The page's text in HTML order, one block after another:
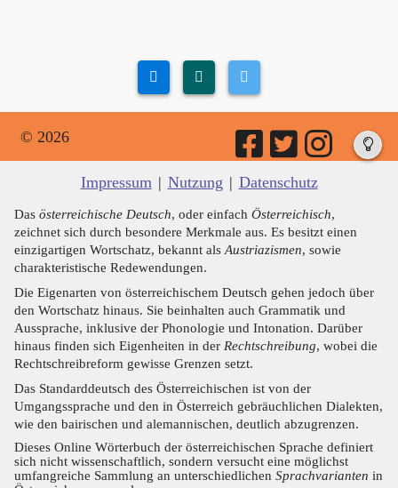
© 2026
Impressum | Nutzung | Datenschutz
Das österreichische Deutsch, oder einfach Österreichisch,
zeichnet sich durch besondere Merkmale aus. Es besitzt einen
einzigartigen Wortschatz, bekannt als Austriazismen, sowie
charakteristische Redewendungen.
Die Eigenarten von österreichischem Deutsch gehen jedoch über
den Wortschatz hinaus. Sie beinhalten auch Grammatik und
Aussprache, inklusive der Phonologie und Intonation. Darüber
hinaus finden sich Eigenheiten in der Rechtschreibung, wobei die
Rechtschreibreform gewisse Grenzen setzt.
Das Standarddeutsch des Österreichischen ist von der
Umgangssprache und den in Österreich gebräuchlichen Dialekten,
wie den bairischen und alemannischen, deutlich abzugrenzen.
Dieses Online Wörterbuch der österreichischen Sprache definiert
sich nicht wissenschaftlich, sondern versucht eine möglichst
umfangreiche Sammlung an unterschiedlichen Sprachvarianten in